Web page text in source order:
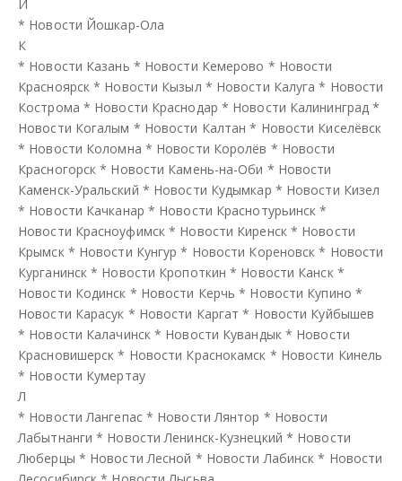
Й
* Новости Йошкар-Ола
К
* Новости Казань * Новости Кемерово * Новости
Красноярск * Новости Кызыл * Новости Калуга * Новости
Кострома * Новости Краснодар * Новости Калининград *
Новости Когалым * Новости Калтан * Новости Киселёвск
* Новости Коломна * Новости Королёв * Новости
Красногорск * Новости Камень-на-Оби * Новости
Каменск-Уральский * Новости Кудымкар * Новости Кизел
* Новости Качканар * Новости Краснотурьинск *
Новости Красноуфимск * Новости Киренск * Новости
Крымск * Новости Кунгур * Новости Кореновск * Новости
Курганинск * Новости Кропоткин * Новости Канск *
Новости Кодинск * Новости Керчь * Новости Купино *
Новости Карасук * Новости Каргат * Новости Куйбышев
* Новости Калачинск * Новости Кувандык * Новости
Красновишерск * Новости Краснокамск * Новости Кинель
* Новости Кумертау
Л
* Новости Лангепас* Новости Лянтор * Новости
Лабытнанги * Новости Ленинск-Кузнецкий * Новости
Люберцы * Новости Лесной * Новости Лабинск * Новости